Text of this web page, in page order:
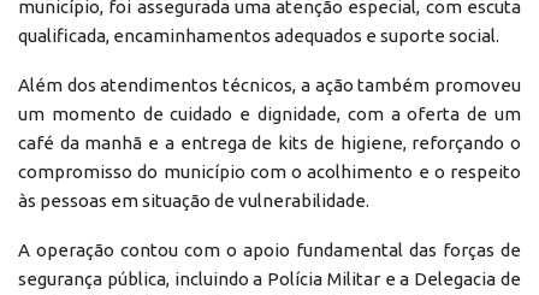
município, foi assegurada uma atenção especial, com escuta
qualificada, encaminhamentos adequados e suporte social.
Além dos atendimentos técnicos, a ação também promoveu
um momento de cuidado e dignidade, com a oferta de um
café da manhã e a entrega de kits de higiene, reforçando o
compromisso do município com o acolhimento e o respeito
às pessoas em situação de vulnerabilidade.
A operação contou com o apoio fundamental das forças de
segurança pública, incluindo a Polícia Militar e a Delegacia de